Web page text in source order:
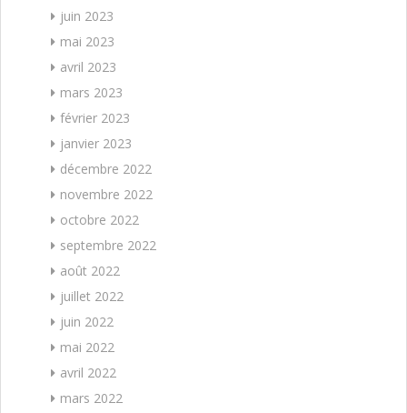
juin 2023
mai 2023
avril 2023
mars 2023
février 2023
janvier 2023
décembre 2022
novembre 2022
octobre 2022
septembre 2022
août 2022
juillet 2022
juin 2022
mai 2022
avril 2022
mars 2022